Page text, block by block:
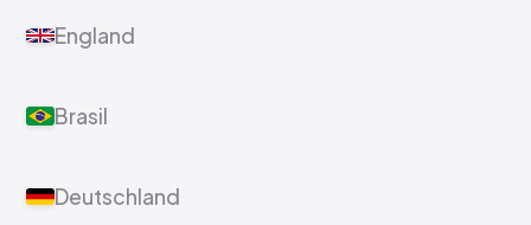
England
Brasil
Deutschland